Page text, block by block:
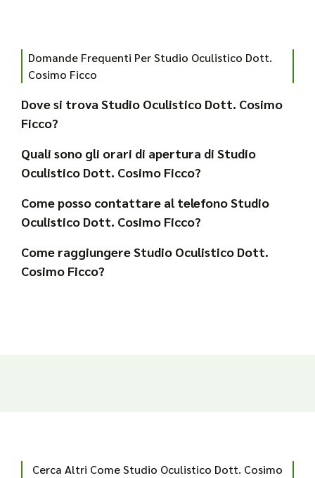
Domande Frequenti Per Studio Oculistico Dott.
Cosimo Ficco
Dove si trova Studio Oculistico Dott. Cosimo
Ficco?
Quali sono gli orari di apertura di Studio
Oculistico Dott. Cosimo Ficco?
Come posso contattare al telefono Studio
Oculistico Dott. Cosimo Ficco?
Come raggiungere Studio Oculistico Dott.
Cosimo Ficco?
Cerca Altri Come Studio Oculistico Dott. Cosimo